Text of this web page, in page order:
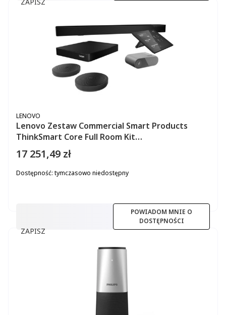
Lenovo Zestaw Commercial Smart Products
ThinkSmart Core Full Room Kit
11S30008PB/vPro/3YRS OS
PRODUCENT
LENOVO
Cena
17 251,49 zł
Dostępność: tymczasowo niedostępny
ZAPISZ
POWIADOM MNIE O
DOSTĘPNOŚCI